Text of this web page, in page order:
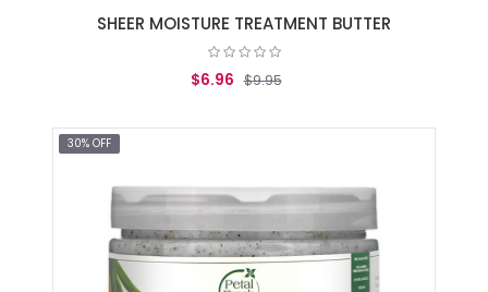
SHEER MOISTURE TREATMENT BUTTER
$6.96 $9.95
30% OFF